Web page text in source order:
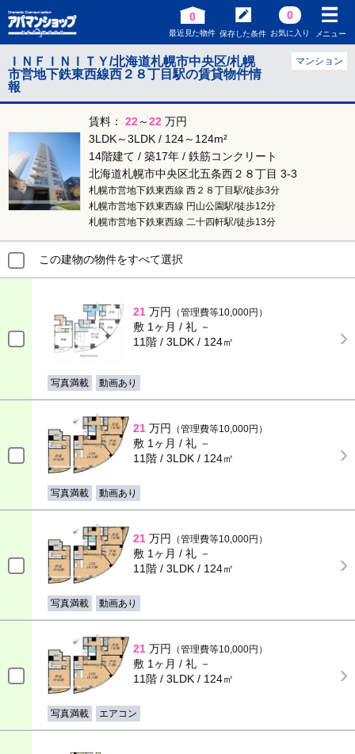
0
最近見た物件 保存した条件
0
お気に入り メニュー
ＩＮＦＩＮＩＴＹ/北海道札幌市中央区/札幌
市営地下鉄東西線西２８丁目駅の賃貸物件情
報
マンション
賃料： 22 ～22 万円
3LDK～3LDK / 124～124m²
14階建て / 築17年 / 鉄筋コンクリート
北海道札幌市中央区北五条西２８丁目 3-3
札幌市営地下鉄東西線 西２８丁目駅/徒歩3分
札幌市営地下鉄東西線 円山公園駅/徒歩12分
札幌市営地下鉄東西線 二十四軒駅/徒歩13分
この建物の物件をすべて選択
21 万円 （管理費等10,000円）
敷 1ヶ月 / 礼 －
11階 / 3LDK / 124㎡
写真満載 動画あり
21 万円 （管理費等10,000円）
敷 1ヶ月 / 礼 －
11階 / 3LDK / 124㎡
写真満載 動画あり
21 万円 （管理費等10,000円）
敷 1ヶ月 / 礼 －
11階 / 3LDK / 124㎡
写真満載 動画あり
21 万円 （管理費等10,000円）
敷 1ヶ月 / 礼 －
11階 / 3LDK / 124㎡
写真満載 エアコン